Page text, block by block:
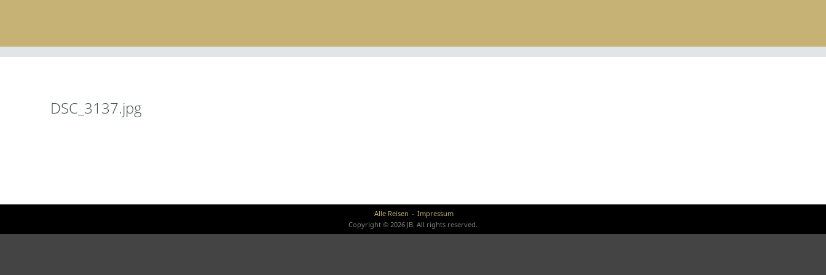
DSC_3137.jpg
Alle Reisen
Impressum
Copyright © 2026 JB. All rights reserved.